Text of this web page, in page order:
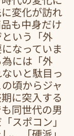
変化が訪れ
も中身だけ
いう「外
なっていま
には「外
いと駄目っ
頃からジャ
に突入する
同世代の男
スポコン」